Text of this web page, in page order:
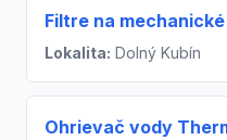
Filtre na
Lokalita: Dolný Kubín
Ohrievač vody